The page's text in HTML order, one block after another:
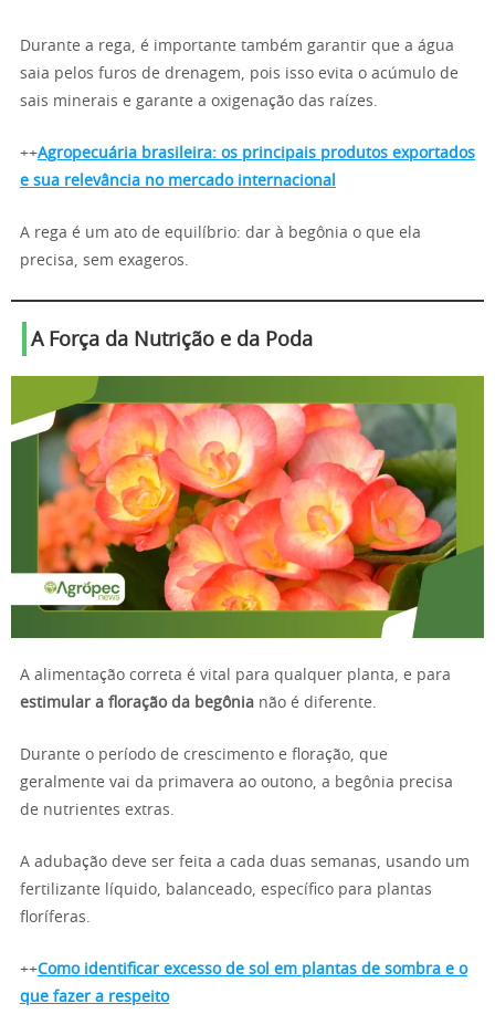
Durante a rega, é importante também garantir que a água
saia pelos furos de drenagem, pois isso evita o acúmulo de
sais minerais e garante a oxigenação das raízes.
++Agropecuária brasileira: os principais produtos exportados
e sua relevância no mercado internacional
A rega é um ato de equilíbrio: dar à begônia o que ela
precisa, sem exageros.
A Força da Nutrição e da Poda
A alimentação correta é vital para qualquer planta, e para
estimular a floração da begônia não é diferente.
Durante o período de crescimento e floração, que
geralmente vai da primavera ao outono, a begônia precisa
de nutrientes extras.
A adubação deve ser feita a cada duas semanas, usando um
fertilizante líquido, balanceado, específico para plantas
floríferas.
++Como identificar excesso de sol em plantas de sombra e o
que fazer a respeito